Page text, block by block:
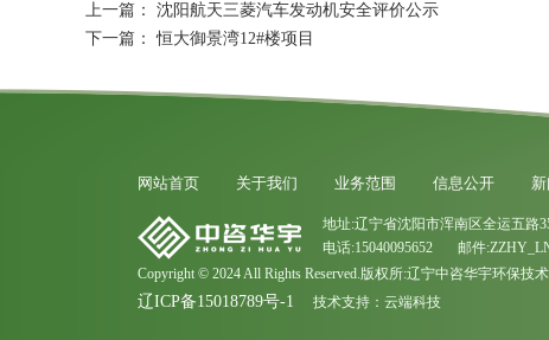
上一篇： 沈阳航天三菱汽车发动机安全评价公示
下一篇：恒大御景湾12#楼项目
网站首页 关于我们 业务范围 信息公开
地址:辽宁省沈阳市浑南区全运五路
电话:15040095652 邮件
Copyright © 2024 All Rights Reserved.版权所:辽宁中咨华宇环保技
辽ICP备15018789号-1 技术支持： 云端科技